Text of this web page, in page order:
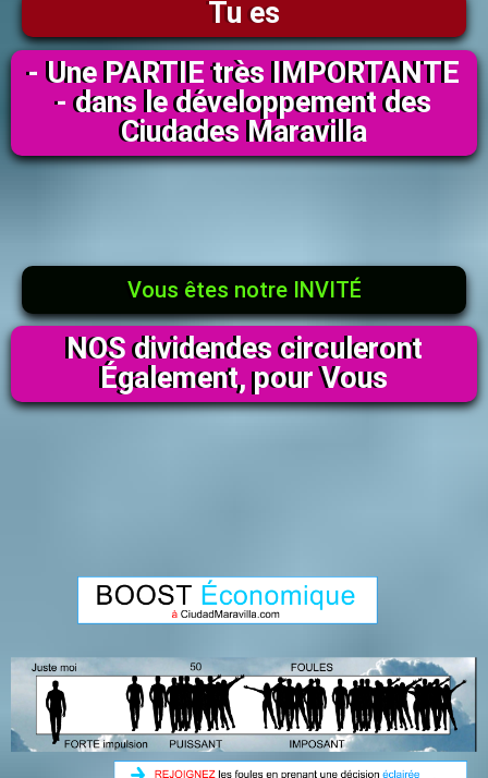
Tu es
- Une PARTIE très IMPORTANTE
- dans le développement des
Ciudades Maravilla
Vous êtes notre INVITÉ
NOS dividendes circuleront
Également, pour Vous